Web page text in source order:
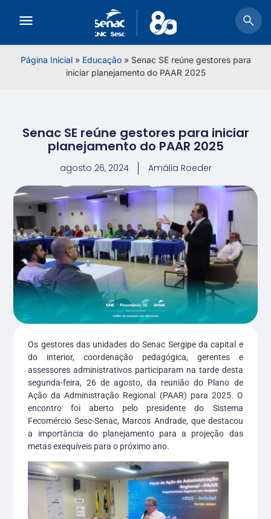
Página Inicial» Educação» Senac SE reúne gestores para
iniciar planejamento do PAAR 2025
Senac SE reúne gestores para iniciar
planejamento do PAAR 2025
agosto 26, 2024 Amália Roeder
Os gestores das unidades do Senac Sergipe da capital e
do interior, coordenação pedagógica, gerentes e
assessores administrativos participaram na tarde desta
segunda-feira, 26 de agosto, da reunião do Plano de
Ação da Administração Regional (PAAR) para 2025. O
encontro foi aberto pelo presidente do Sistema
Fecomércio Sesc-Senac, Marcos Andrade, que destacou
a importância do planejamento para a projeção das
metas exequíveis para o próximo ano.